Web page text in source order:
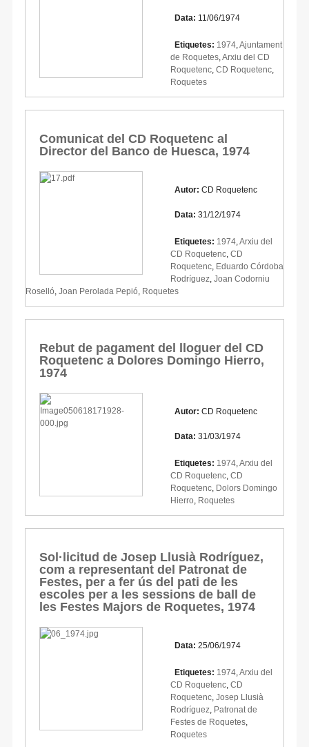
Data: 11/06/1974
Etiquetes: 1974 Ajuntament
de Roquetes Arxiu del CD
Roquetenc CD Roquetenc
Roquetes
Comunicat del CD Roquetenc al
Director del Banco de Huesca, 1974
Autor: CD Roquetenc
Data: 31/12/1974
Etiquetes: 1974 Arxiu del
CD Roquetenc CD
Roquetenc Eduardo Córdoba
Rodríguez Joan Codorniu
Roselló Joan Perolada Pepió Roquetes
Rebut de pagament del lloguer del CD
Roquetenc a Dolores Domingo Hierro,
1974
Autor: CD Roquetenc
Data: 31/03/1974
Etiquetes: 1974 Arxiu del
CD Roquetenc CD
Roquetenc Dolors Domingo
Hierro Roquetes
Sol·licitud de Josep Llusià Rodríguez,
com a representant del Patronat de
Festes, per a fer ús del pati de les
escoles per a les sessions de ball de
les Festes Majors de Roquetes, 1974
Data: 25/06/1974
Etiquetes: 1974 Arxiu del
CD Roquetenc CD
Roquetenc Josep Llusià
Rodríguez Patronat de
Festes de Roquetes
Roquetes